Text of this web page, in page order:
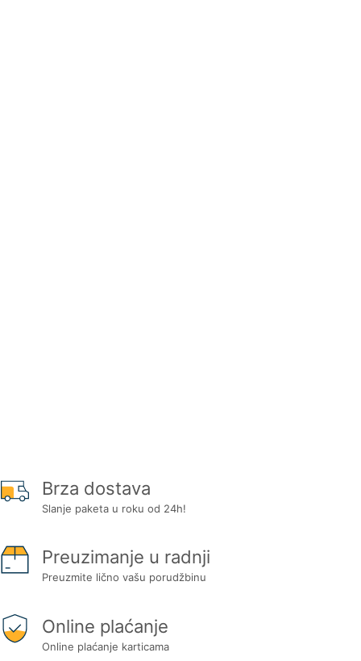
Brza dostava
Slanje paketa u roku od 24h!
Preuzimanje u radnji
Preuzmite lično vašu porudžbinu
Online plaćanje
Online plaćanje karticama